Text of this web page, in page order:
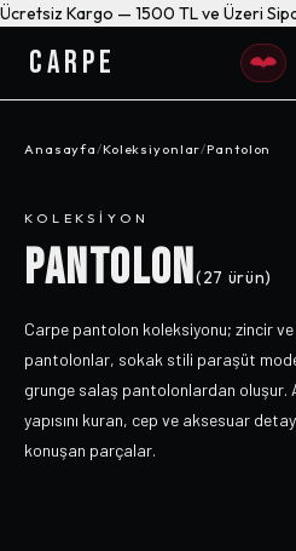
Ücretsiz Kargo — 1500 TL ve Üzeri
CARPE
Anasayfa/Koleksiyonlar/Pantolon
KOLEKSIYON
PANTOLON(27 ürün)
Carpe pantolon koleksiyonu; zincir
pantolonlar, sokak stili paraşüt
grunge salaş pantolonlardan
yapısını kuran, cep ve aksesuar
konuşan parçalar.